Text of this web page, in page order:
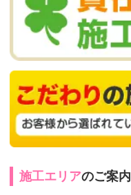
施工エリアのご案内